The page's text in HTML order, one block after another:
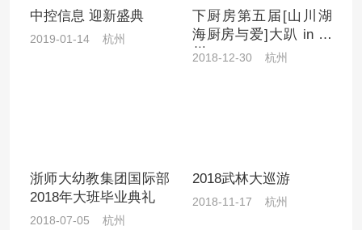
中控信息 迎新盛典
2019-01-14 杭州
下厨房第五届[山川湖
海厨房与爱]大趴 in 杭
州
2018-12-30 杭州
浙师大幼教集团国际部
2018年大班毕业典礼
2018-07-05 杭州
2018武林大巡游
2018-11-17 杭州